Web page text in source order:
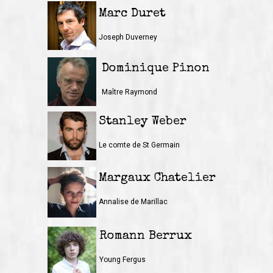
Dominique Pinon
Maître Raymond
Margaux Chatelier
Annalise de Marillac
Romann Berrux
Young Fergus
Marc Duret
Joseph Duverney
Stanley Weber
Le comte de St Germain